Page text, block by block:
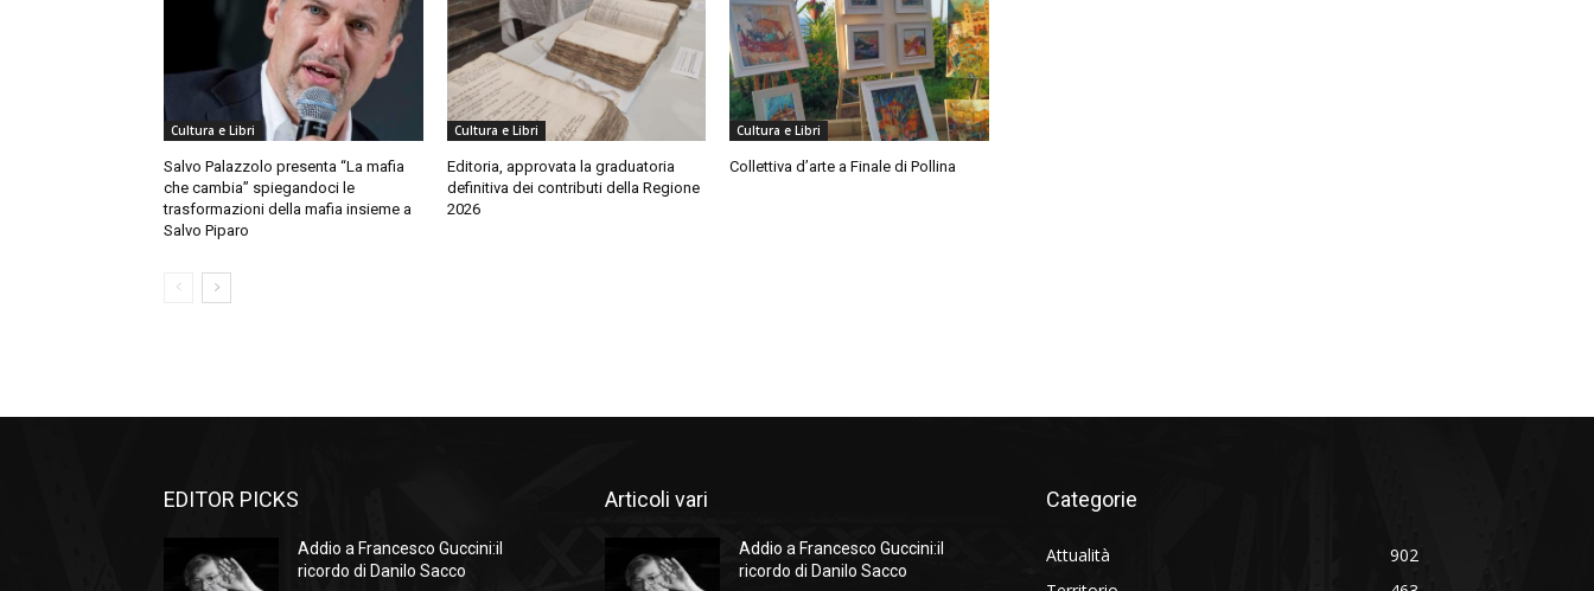
Cultura e Libri
Salvo Palazzolo presenta “La mafia
che cambia” spiegandoci le
trasformazioni della mafia insieme a
Salvo Piparo
Cultura e Libri
Editoria, approvata la graduatoria
definitiva dei contributi della Regione
2026
Cultura e Libri
Collettiva d’arte a Finale di Pollina
EDITOR PICKS
Addio a Francesco Guccini:il
ricordo di Danilo Sacco
Articoli vari
Addio a Francesco Guccini:il
ricordo di Danilo Sacco
Categorie
Attualità
902